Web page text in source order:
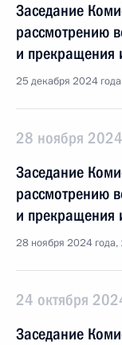
Заседание
рассмотрению
и прекращения
25 декабря 2024
28 ноября 2024
Заседание
рассмотрению
и прекращения
28 ноября 2024
24 октября
Заседание